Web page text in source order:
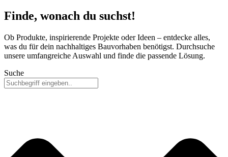
Finde, wonach du suchst!
Ob Produkte, inspirierende Projekte oder Ideen – entdecke alles,
was du für dein nachhaltiges Bauvorhaben benötigst. Durchsuche
unsere umfangreiche Auswahl und finde die passende Lösung.
Suche